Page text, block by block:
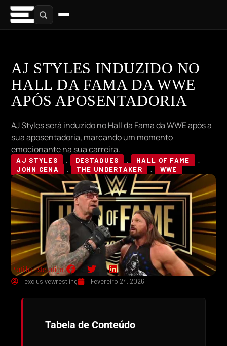
AJ STYLES INDUZIDO NO
HALL DA FAMA DA WWE
APÓS APOSENTADORIA
AJ Styles será induzido no Hall da Fama da WWE após a
sua aposentadoria, marcando um momento
emocionante na sua carreira.
AJ STYLES , DESTAQUES , HALL OF FAME
,
JOHN CENA
, THE UNDERTAKER , WWE
Partilha este artigo:
exclusivewrestling
Fevereiro 24, 2026
Tabela de Conteúdo